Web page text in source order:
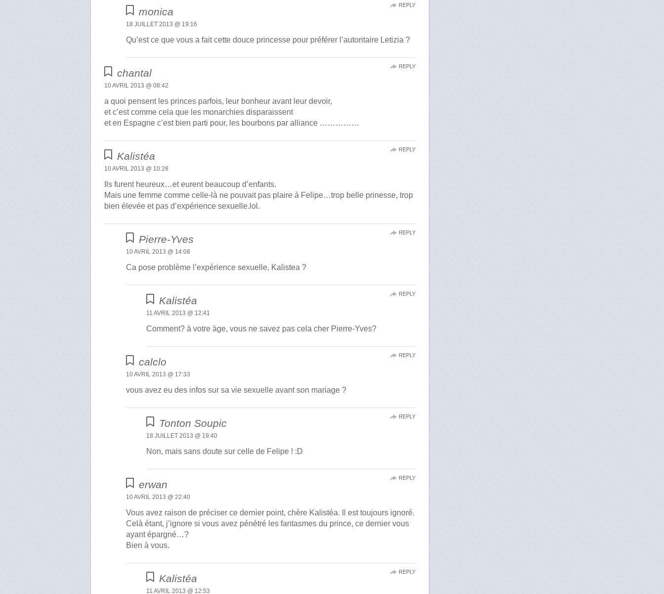
monica
18 JUILLET 2013 @ 19:16
Qu’est ce que vous a fait cette douce princesse pour préférer l’autoritaire Letizia ?
REPLY
chantal
10 AVRIL 2013 @ 08:42
a quoi pensent les princes parfois, leur bonheur avant leur devoir,
et c’est comme cela que les monarchies disparaissent
et en Espagne c’est bien parti pour, les bourbons par alliance ……………
REPLY
Kalistéa
10 AVRIL 2013 @ 10:28
Ils furent heureux…et eurent beaucoup d’enfants.
Mais une femme comme celle-là ne pouvait pas plaire à Felipe…trop belle prinesse, trop
bien élevée et pas d’expérience sexuelle.lol.
REPLY
Pierre-Yves
10 AVRIL 2013 @ 14:08
Ca pose problème l’expérience sexuelle, Kalistea ?
REPLY
Kalistéa
11 AVRIL 2013 @ 12:41
Comment? à votre àge, vous ne savez pas cela cher Pierre-Yves?
REPLY
calclo
10 AVRIL 2013 @ 17:33
vous avez eu des infos sur sa vie sexuelle avant son mariage ?
REPLY
Tonton Soupic
18 JUILLET 2013 @ 19:40
Non, mais sans doute sur celle de Felipe ! :D
REPLY
erwan
10 AVRIL 2013 @ 22:40
Vous avez raison de préciser ce dernier point, chère Kalistéa. Il est toujours ignoré.
Celà étant, j’ignore si vous avez pénétré les fantasmes du prince, ce dernier vous
ayant épargné…?
Bien à vous.
REPLY
Kalistéa
11 AVRIL 2013 @ 12:53
REPLY